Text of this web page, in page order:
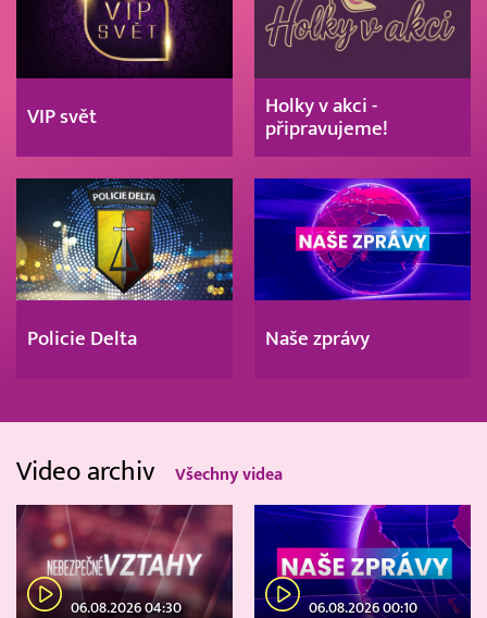
VIP svět
Holky v akci -
připravujeme!
Policie Delta Naše zprávy
Video archiv Všechny videa
06.08.2026 04:30 06.08.2026 00:10